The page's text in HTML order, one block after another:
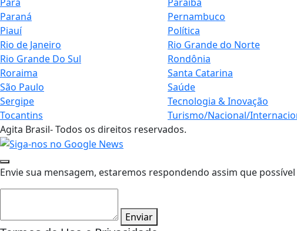
Paraná
Pernambuco
Piauí
Política
Rio de Janeiro
Rio Grande do Norte
Rio Grande Do Sul
Rondônia
Roraima
Santa Catarina
São Paulo
Saúde
Sergipe
Tecnologia & Inovação
Tocantins
Turismo/Nacional/
Agita Brasil- Todos os direitos reservados.
Envie sua mensagem, estaremos respondendo assim que possível
Enviar